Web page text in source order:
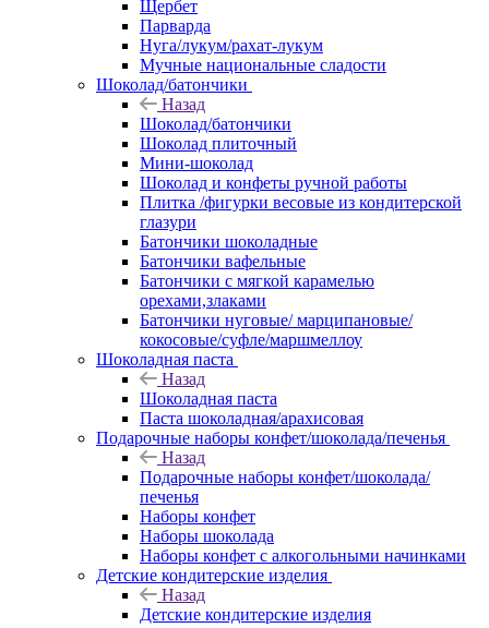
Щербет
Парварда
Нуга/лукум/рахат-лукум
Мучные национальные сладости
Шоколад/батончики
Назад
Шоколад/батончики
Шоколад плиточный
Мини-шоколад
Шоколад и конфеты ручной работы
Плитка /фигурки весовые из кондитерской
глазури
Батончики шоколадные
Батончики вафельные
Батончики с мягкой карамелью
орехами,злаками
Батончики нуговые/ марципановые/
кокосовые/суфле/маршмеллоу
Шоколадная паста
Назад
Шоколадная паста
Паста шоколадная/арахисовая
Подарочные наборы конфет/шоколада/печенья
Назад
Подарочные наборы конфет/шоколада/
печенья
Наборы конфет
Наборы шоколада
Наборы конфет с алкогольными начинками
Детские кондитерские изделия
Назад
Детские кондитерские изделия